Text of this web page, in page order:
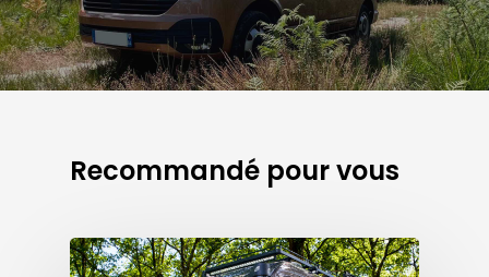
Recommandé pour vous